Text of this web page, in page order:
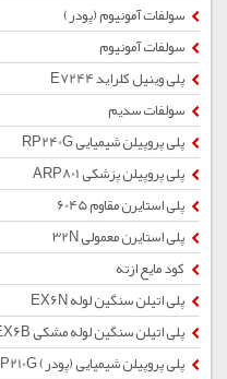
سولفات آمونیوم (پودر)
سولفات آمونیوم
پلی وینیل کلراید E7244
سولفات سدیم
پلی پروپیلن شیمیایی RP240G
پلی پروپیلن پزشکی ARP801
پلی استایرن مقاوم 6045
پلی استایرن معمولی 32N
کود مایع ازته
پلی اتیلن سنگین لوله EX6N
پلی اتیلن سنگین لوله مشکی EX6B
پلی پروپیلن شیمیایی (پودر) RP210G